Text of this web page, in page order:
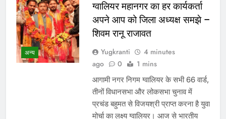
अन्य
ग्वालियर महानगर का हर कार्यकर्ता
अपने आप को जिला अध्यक्ष समझे –
शिवम रानू राजावत
Yugkranti
4 minutes
ago
0 1 mins
आगामी नगर निगम ग्वालियर के सभी 66 वार्ड,
तीनों विधानसभा और लोकसभा चुनाव में
प्रचंड बहुमत से विजयश्री प्राप्त करना है युवा
मोर्चा का लक्ष्य ग्वालियर। आज से भारतीय